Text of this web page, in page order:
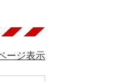
ージ表示